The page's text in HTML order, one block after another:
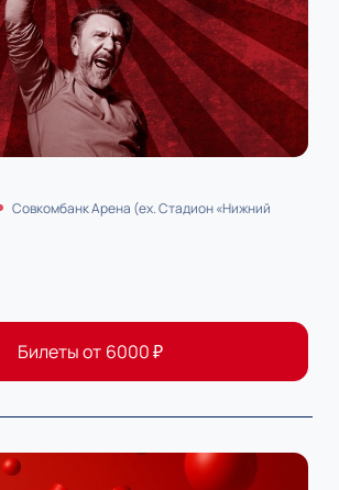
Совкомбанк Арена (ex. Стадион «Нижний
Билеты от 6000₽